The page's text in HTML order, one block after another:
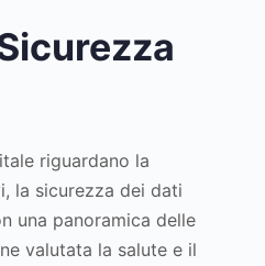
riguardano la
la sicurezza dei dati
una panoramica delle
valutata la salute e il